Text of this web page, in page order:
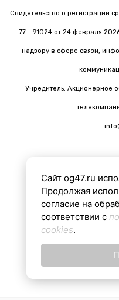
Свидетельство о регистрации
77 - 91024 от 24 февраля
надзору в сфере связи,
Учредитель: Акционерное
Все материалы на
Сайт og47.ru
Продолжая
согласие на
соответствии с
cookies.